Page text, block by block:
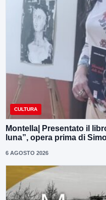
CULTURA
Montella| Presentato il
luna”, opera prima di
6 AGOSTO 2026